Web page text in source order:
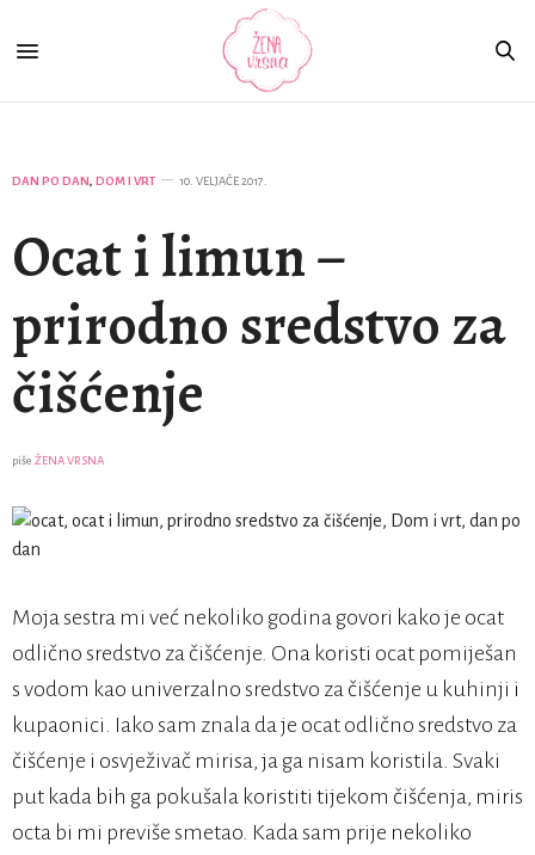
DAN PO DAN, DOM I VRT 10. VELJAČE 2017.
Ocat i limun –
prirodno sredstvo za
čišćenje
piše ŽENA VRSNA
Moja sestra mi već nekoliko godina govori kako je ocat
odlično sredstvo za čišćenje. Ona koristi ocat pomiješan
s vodom kao univerzalno sredstvo za čišćenje u kuhinji i
kupaonici. Iako sam znala da je ocat odlično sredstvo za
čišćenje i osvježivač mirisa, ja ga nisam koristila. Svaki
put kada bih ga pokušala koristiti tijekom čišćenja, miris
octa bi mi previše smetao. Kada sam prije nekoliko